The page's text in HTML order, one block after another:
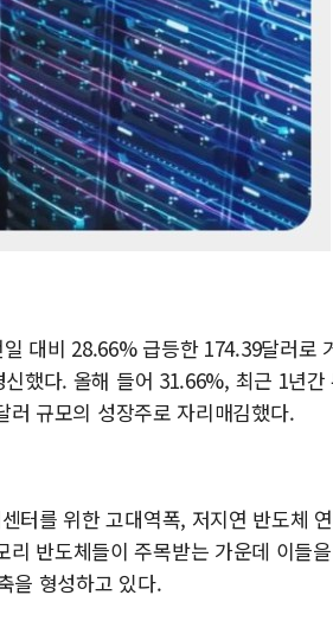
대비 28.66% 급등한 174.39달러로
했다. 올해 들어 31.66%, 최근 1년간
규모의 성장주로 자리매김했다.
터를 위한 고대역폭, 저지연 반도체
반도체들이 주목받는 가운데 이들
을 형성하고 있다.